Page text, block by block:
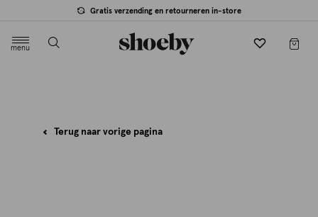
Gratis verzending en retourneren in-store
menu
Terug naar vorige pagina